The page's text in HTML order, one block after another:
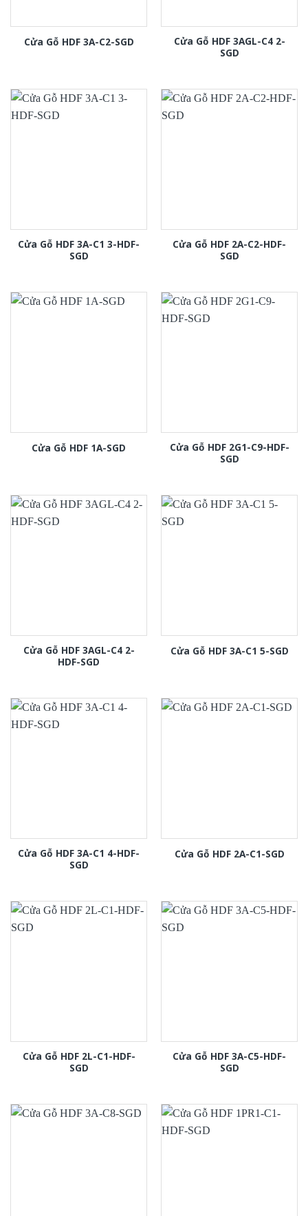
Cửa Gỗ HDF 3A-C2-SGD
Cửa Gỗ HDF 3AGL-C4 2-
SGD
Cửa Gỗ HDF 3A-C1 3-HDF-
SGD
Cửa Gỗ HDF 2A-C2-HDF-
SGD
Cửa Gỗ HDF 1A-SGD
Cửa Gỗ HDF 2G1-C9-HDF-
SGD
Cửa Gỗ HDF 3AGL-C4 2-
HDF-SGD
Cửa Gỗ HDF 3A-C1 5-SGD
Cửa Gỗ HDF 3A-C1 4-HDF-
SGD
Cửa Gỗ HDF 2A-C1-SGD
Cửa Gỗ HDF 2L-C1-HDF-
SGD
Cửa Gỗ HDF 3A-C5-HDF-
SGD